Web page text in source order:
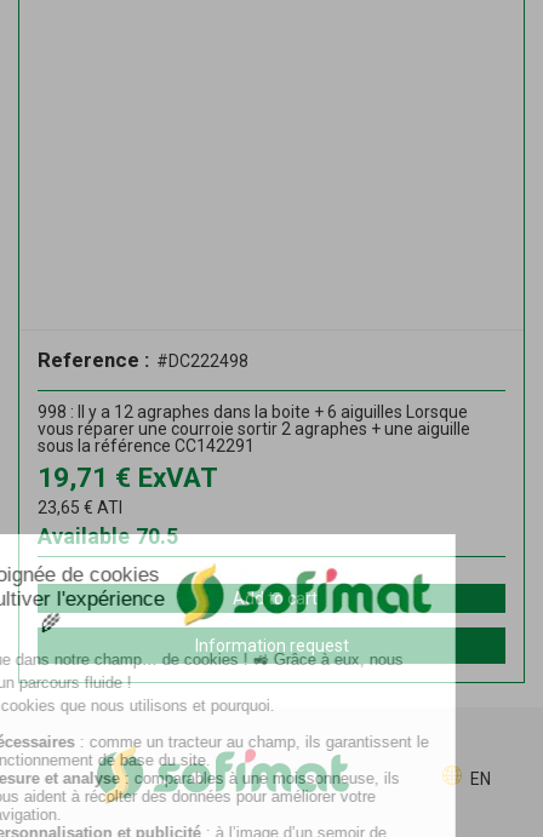
Reference : #DC222498
998 : Il y a 12 agraphes dans la boite + 6 aiguilles Lorsque
vous réparer une courroie sortir 2 agraphes + une aiguille
sous la référence CC142291
19,71 € ExVAT
23,65 € ATI
70.5
Available
Add to cart
Information request
EN